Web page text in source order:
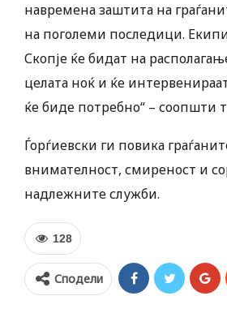
навремена заштита на
на поголеми последици.
Скопје ќе бидат на
целата ноќ и ќе
ќе биде потребно“ – соопшти
Ѓорѓиевски ги повика
внимателност, смиреност и
надлежните служби.
128
Сподели